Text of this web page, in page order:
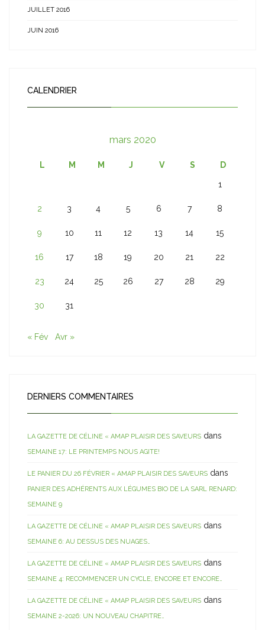
JUILLET 2016
JUIN 2016
CALENDRIER
mars 2020
L M M J V S D
1
2 3 4 5 6 7 8
9 10 11 12 13 14 15
16 17 18 19 20 21 22
23 24 25 26 27 28 29
30 31
« Fév Avr »
DERNIERS COMMENTAIRES
LA GAZETTE DE CÉLINE « AMAP PLAISIR DES SAVEURS dans
SEMAINE 17: LE PRINTEMPS NOUS AGITE!
LE PANIER DU 26 FÉVRIER « AMAP PLAISIR DES SAVEURS dans
PANIER DES ADHÉRENTS AUX LÉGUMES BIO DE LA SARL RENARD:
SEMAINE 9
LA GAZETTE DE CÉLINE « AMAP PLAISIR DES SAVEURS dans
SEMAINE 6: AU DESSUS DES NUAGES…
LA GAZETTE DE CÉLINE « AMAP PLAISIR DES SAVEURS dans
SEMAINE 4: RECOMMENCER UN CYCLE, ENCORE ET ENCORE…
LA GAZETTE DE CÉLINE « AMAP PLAISIR DES SAVEURS dans
SEMAINE 2-2026: UN NOUVEAU CHAPITRE…